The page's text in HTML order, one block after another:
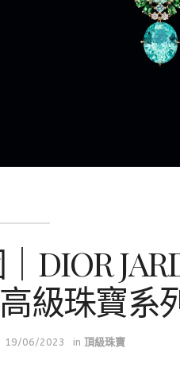
DIOR
級珠寶系
19/06/2023 in 頂級珠寶